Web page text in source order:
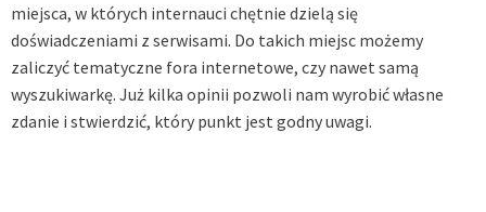
miejsca, w których internauci chętnie dzielą się
doświadczeniami z serwisami. Do takich miejsc możemy
zaliczyć tematyczne fora internetowe, czy nawet samą
wyszukiwarkę. Już kilka opinii pozwoli nam wyrobić własne
zdanie i stwierdzić, który punkt jest godny uwagi.